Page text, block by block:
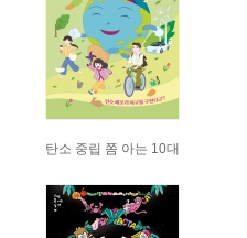
탄소 중립 쫌 아는 10대